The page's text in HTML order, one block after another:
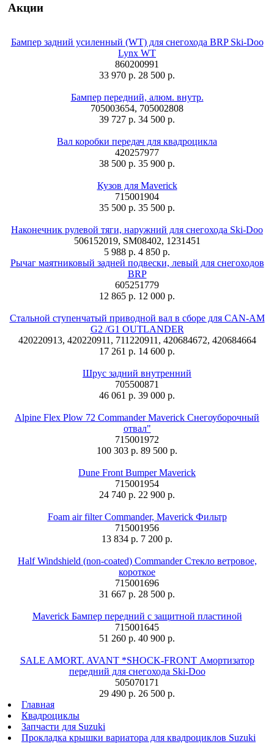
Акции
Бампер задний усиленный (WT) для снегохода BRP Ski-Doo
Lynx WT
860200991
33 970 р. 28 500 р.
Бампер передний, алюм. внутр.
705003654, 705002808
39 727 р. 34 500 р.
Вал коробки передач для квадроцикла
420257977
38 500 р. 35 900 р.
Кузов для Maverick
715001904
35 500 р. 35 500 р.
Наконечник рулевой тяги, наружний для снегохода Ski-Doo
506152019, SM08402, 1231451
5 988 р. 4 850 р.
Рычаг маятниковый задней подвески, левый для снегоходов
BRP
605251779
12 865 р. 12 000 р.
Стальной ступенчатый приводной вал в сборе для CAN-AM
G2 /G1 OUTLANDER
420220913, 420220911, 711220911, 420684672, 420684664
17 261 р. 14 600 р.
Шрус задний внутренний
705500871
46 061 р. 39 000 р.
Alpine Flex Plow 72 Commander Maverick Снегоуборочный
отвал"
715001972
100 303 р. 89 500 р.
Dune Front Bumper Maverick
715001954
24 740 р. 22 900 р.
Foam air filter Commander, Maverick Фильтр
715001956
13 834 р. 7 200 р.
Half Windshield (non-coated) Commander Стекло ветровое,
короткое
715001696
31 667 р. 28 500 р.
Maverick Бампер передний с защитной пластиной
715001645
51 260 р. 40 900 р.
SALE AMORT. AVANT *SHOCK-FRONT Амортизатор
передний для снегохода Ski-Doo
505070171
29 490 р. 26 500 р.
Главная
Квадроциклы
Запчасти для Suzuki
Прокладка крышки вариатора для квадроциклов Suzuki